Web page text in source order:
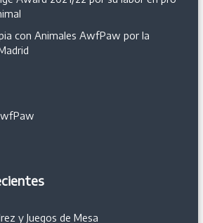
con Animales AwfPaw por la
y Juegos de Mesa